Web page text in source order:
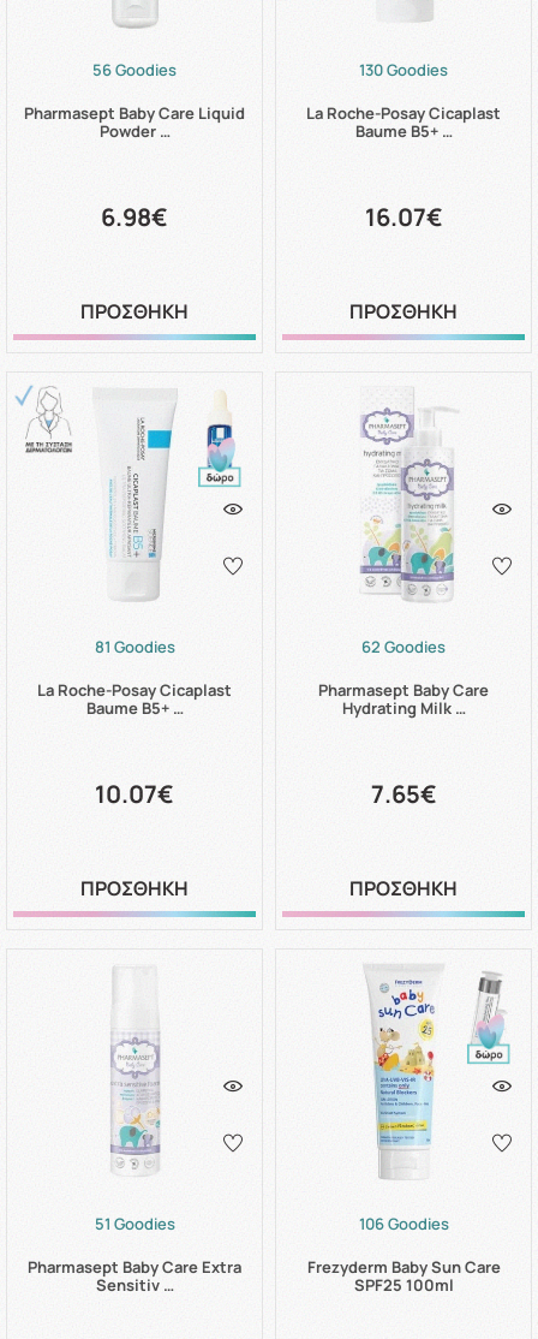
56 Goodies
Pharmasept Baby Care Liquid
Powder …
6.98€
ΠΡΟΣΘΗΚΗ
130 Goodies
La Roche-Posay Cicaplast
Baume B5+ …
16.07€
ΠΡΟΣΘΗΚΗ
81 Goodies
La Roche-Posay Cicaplast
Baume B5+ …
10.07€
ΠΡΟΣΘΗΚΗ
62 Goodies
Pharmasept Baby Care
Hydrating Milk …
7.65€
ΠΡΟΣΘΗΚΗ
51 Goodies
Pharmasept Baby Care Extra
Sensitiv …
106 Goodies
Frezyderm Baby Sun Care
SPF25 100ml